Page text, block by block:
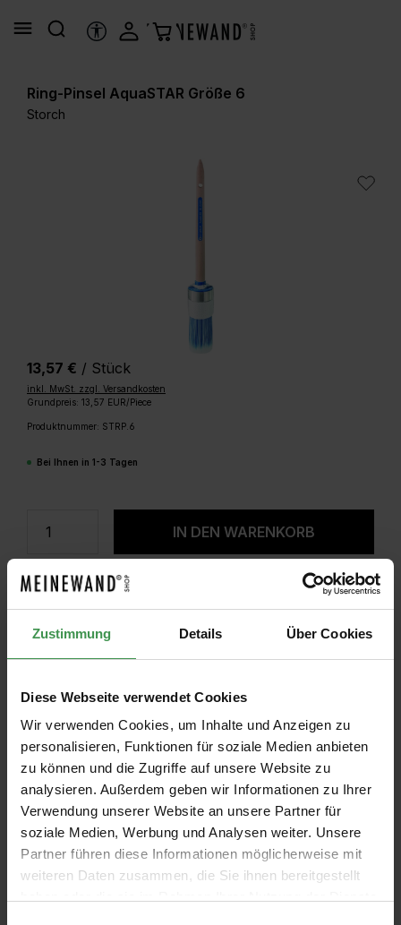
Zustimmung Details Über Cookies
Diese Webseite verwendet Cookies
Wir verwenden Cookies, um Inhalte und Anzeigen zu
personalisieren, Funktionen für soziale Medien anbieten
zu können und die Zugriffe auf unsere Website zu
analysieren. Außerdem geben wir Informationen zu Ihrer
Verwendung unserer Website an unsere Partner für
soziale Medien, Werbung und Analysen weiter. Unsere
Partner führen diese Informationen möglicherweise mit
weiteren Daten zusammen, die Sie ihnen bereitgestellt
springen
HILFSTOOLS
Ring-Pinsel AquaSTAR Größe 6
Storch
13,57 € / Stück
inkl. MwSt. zzgl. Versandkosten
Grundpreis: 13,57 EUR/Piece
Produktnummer: STRP.6
Bei Ihnen in 1-3 Tagen
Produkt Anzahl: Gib den
IN DEN WARENKORB
Abonnieren Sie den kostenlosen Newsletter und
verpassen Sie keine Neuigkeit oder Aktion.